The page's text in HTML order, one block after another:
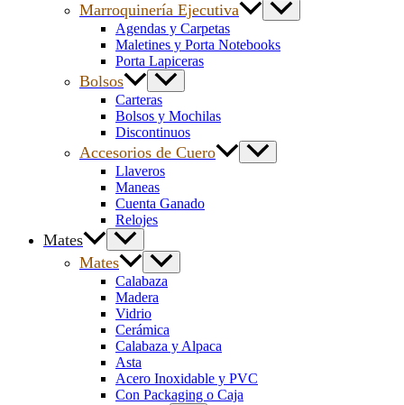
Marroquinería Ejecutiva
Agendas y Carpetas
Maletines y Porta Notebooks
Porta Lapiceras
Bolsos
Carteras
Bolsos y Mochilas
Discontinuos
Accesorios de Cuero
Llaveros
Maneas
Cuenta Ganado
Relojes
Mates
Mates
Calabaza
Madera
Vidrio
Cerámica
Calabaza y Alpaca
Asta
Acero Inoxidable y PVC
Con Packaging o Caja